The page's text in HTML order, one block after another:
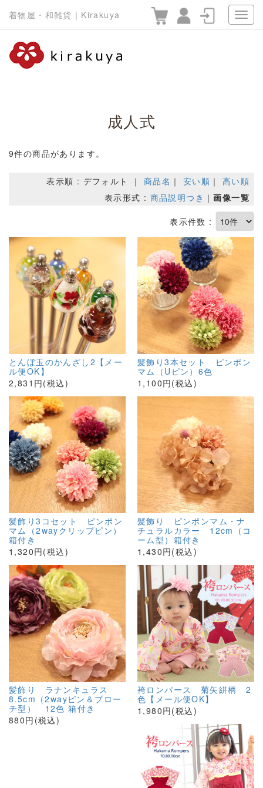
着物屋・和雑貨｜Kirakuya
成人式
9件の商品があります。
表示順 : デフォルト ｜ 商品名 ｜ 安い順 ｜ 高い順
表示形式 : 商品説明つき ｜画像一覧
表示件数 :
とんぼ玉のかんざし2【メー
ル便OK】
2,831円(税込)
髪飾り3本セット ピンポン
マム（Uピン）6色
1,100円(税込)
髪飾り3コセット ピンポン
マム（2wayクリップピン）
箱付き
1,320円(税込)
髪飾り ピンポンマム・ナ
チュラルカラー 12cm（コ
ーム型）箱付き
1,430円(税込)
髪飾り ラナンキュラス
8.5cm（2wayピン＆ブロー
チ型） 12色 箱付き
880円(税込)
袴ロンパース 菊矢絣柄 2
色【メール便OK】
1,980円(税込)